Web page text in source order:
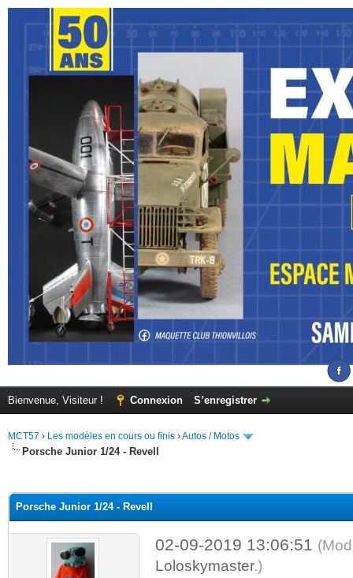
Bienvenue, Visiteur ! Connexion S’enregistrer
MCT57 › Les modèles en cours ou finis ›Autos / Motos
Porsche Junior 1/24 - Revell
Porsche Junior 1/24 - Revell
02-09-2019 13:06:51
Loloskymaster.)